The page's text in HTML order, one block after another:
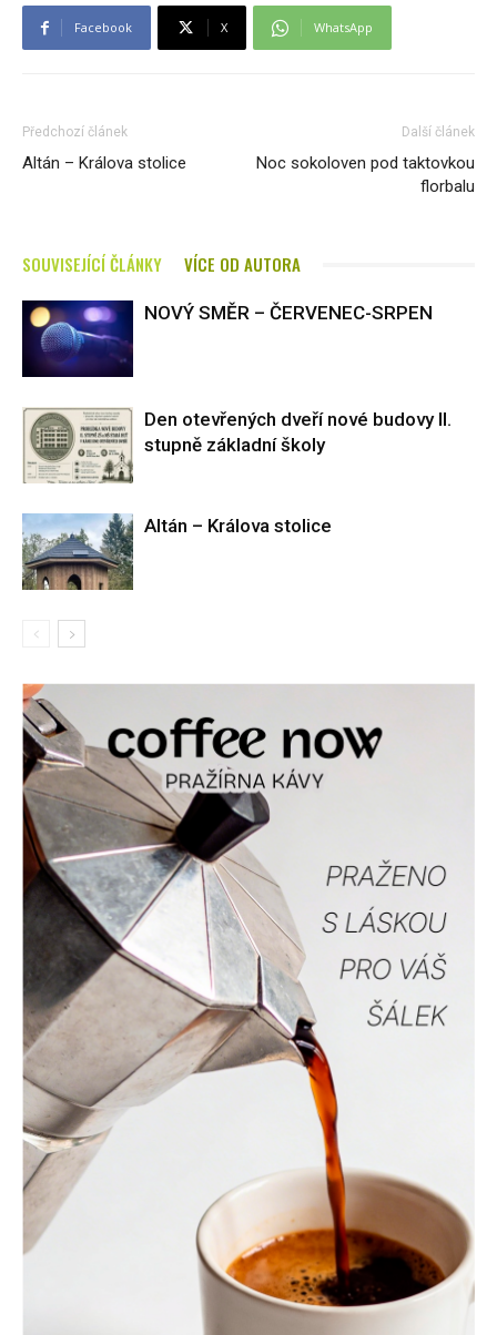
Facebook X WhatsApp
Předchozí článek
Altán – Králova stolice
Další článek
Noc sokoloven pod taktovkou
florbalu
SOUVISEJÍCÍ ČLÁNKY VÍCE OD AUTORA
NOVÝ SMĚR – ČERVENEC-SRPEN
Den otevřených dveří nové budovy II.
stupně základní školy
Altán – Králova stolice